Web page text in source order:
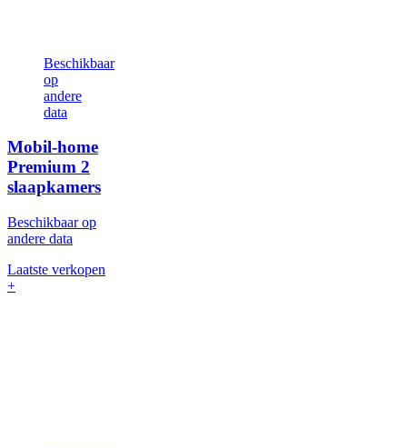
Beschikbaar
op
andere
data
Mobil-home
Premium 2
slaapkamers
Beschikbaar op
andere data
Laatste verkopen
+